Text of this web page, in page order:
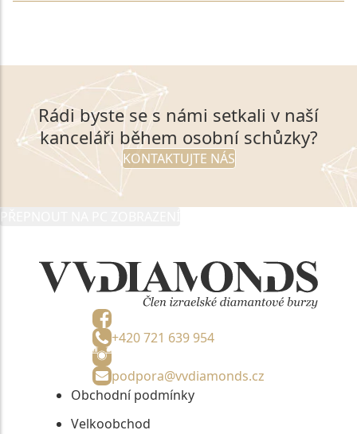
Rádi byste se s námi setkali v naší
kanceláři během osobní schůzky?
KONTAKTUJTE NÁS
+420 721 639 954
podpora@vvdiamonds.cz
Obchodní podmínky
Velkoobchod